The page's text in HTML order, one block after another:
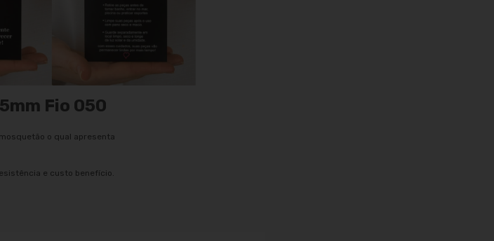
Fio 050
o qual apresenta
e custo benefício.